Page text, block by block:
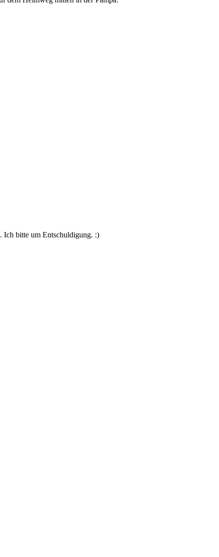
Ich bitte um Entschuldigung. :)